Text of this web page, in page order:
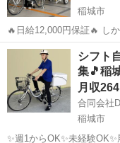
稲城市
🔥日給12,000円保証🔥 しかも実働6〜7時
必見！ ✔ 週1〜OK ✔ シフト完全自由 ✔ 未経験OK ✔ 履歴書不要 自転
車貸与あり🚲 軽い荷物中
東京 稲城市 配送
シフト
集🎵稲
月収
合同会社
稲城市
✨週1からOK✨未経験